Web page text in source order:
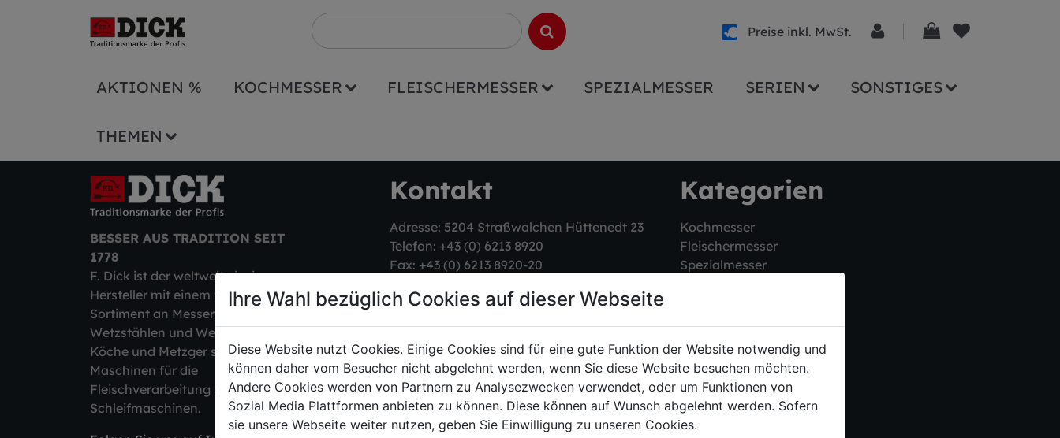
Preise inkl. MwSt.
AKTIONEN % KOCHMESSER FLEISCHERMESSER SPEZIALMESSER SERIEN SONSTIGES
THEMEN
BESSER AUS TRADITION SEIT
1778
F. Dick ist der weltweit einzige
Hersteller mit einem vollständigen
Sortiment an Messern,
Wetzstählen und Werkzeugen für
Köche und Metzger sowie
Maschinen für die
Fleischverarbeitung und
Schleifmaschinen.
Kontakt
Adresse: 5204 Straßwalchen Hüttenedt 23
Telefon: +43 (0) 6213 8920
Fax: +43 (0) 6213 8920-20
Kategorien
Kochmesser
Fleischermesser
Spezialmesser
Shop & Service
Lieferbedingungen
Lasergravur
Versand & Zahlung
Widerrufsrecht
Ihre Wahl bezüglich Cookies auf dieser Webseite
Diese Website nutzt Cookies. Einige Cookies sind für eine gute Funktion der Website notwendig und
können daher vom Besucher nicht abgelehnt werden, wenn Sie diese Website besuchen möchten.
Andere Cookies werden von Partnern zu Analysezwecken verwendet, oder um Funktionen von
Sozial Media Plattformen anbieten zu können. Diese können auf Wunsch abgelehnt werden. Sofern
sie unsere Webseite weiter nutzen, geben Sie Einwilligung zu unseren Cookies.